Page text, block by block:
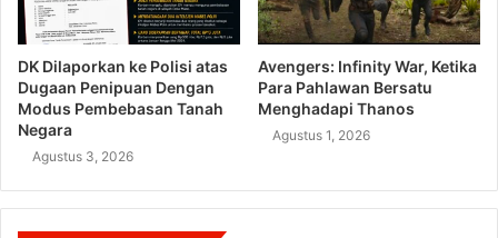
DK Dilaporkan ke Polisi atas
Dugaan Penipuan Dengan
Modus Pembebasan Tanah
Negara
Agustus 3, 2026
Avengers: Infinity War, Ketika
Para Pahlawan Bersatu
Menghadapi Thanos
Agustus 1, 2026